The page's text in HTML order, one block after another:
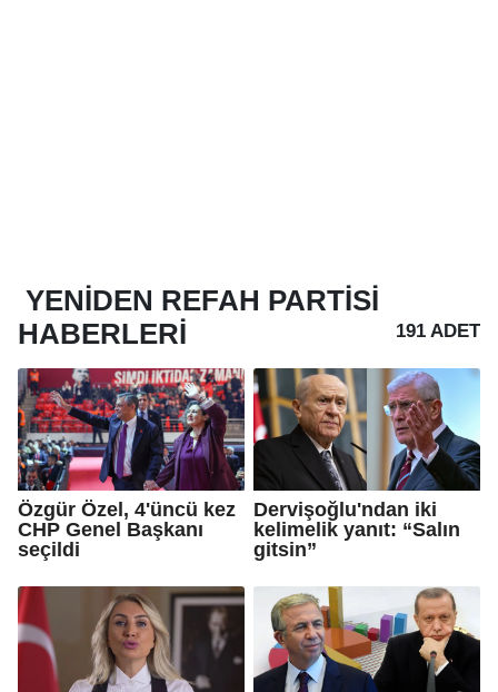
YENIDEN REFAH PARTISI
HABERLERI
191 ADET
Özgür Özel, 4'üncü kez
CHP Genel Başkanı
seçildi
Dervişoğlu'ndan iki
kelimelik yanıt: “Salın
gitsin”